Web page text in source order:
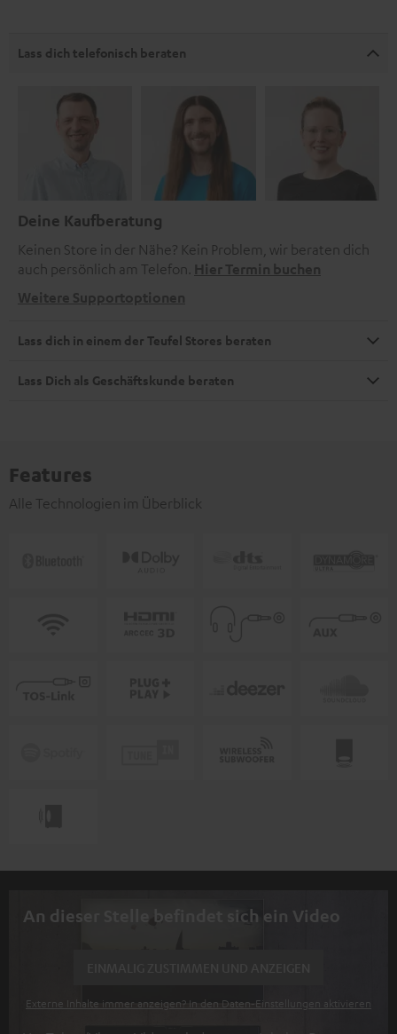
Lass dich telefonisch beraten
Deine Kaufberatung
Keinen Store in der Nähe? Kein Problem, wir beraten dich
auch persönlich am Telefon. Hier Termin buchen
Weitere Supportoptionen
Lass dich in einem der Teufel Stores beraten
Lass Dich als Geschäftskunde beraten
Features
Alle Technologien im Überblick
An dieser Stelle befindet sich ein Video
Externe Inhalte immer anzeigen? In den Daten‑Einstellungen aktivieren